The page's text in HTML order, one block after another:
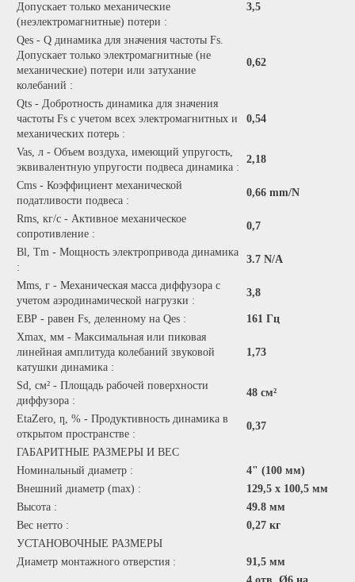
Допускает только механические
(неэлектромагнитные) потери :
3,5
Qes - Q динамика для значения частоты Fs.
Допускает только электромагнитные (не
механические) потери или затухание
колебаний :
0,62
Qts - Добротность динамика для значения
частоты Fs с учетом всех электромагнитных и
механических потерь :
0,54
Vas, л - Объем воздуха, имеющий упругость,
эквивалентную упругости подвеса динамика :
2,18
Cms - Коэффициент механической
податливости подвеса :
0,66 mm/N
Rms, кг/с - Активное механическое
сопротивление :
0,7
Bl, Тm - Мощность электропривода динамика
:
3.7 N/A
Mms, г - Механическая масса диффузора с
учетом аэродинамической нагрузки :
3,8
EBP - равен Fs, деленному на Qes :
161 Гц
Xmax, мм - Максимальная или пиковая
линейная амплитуда колебаний звуковой
катушки динамика :
1,73
Sd, см² - Площадь рабочей поверхности
диффузора :
48 см²
EtaZero, ƞ, % - Продуктивность динамика в
открытом пространстве :
0,37
ГАБАРИТНЫЕ РАЗМЕРЫ И ВЕС
Номинальный диаметр :
4" (100 мм)
Внешний диаметр (max) :
129,5 х 100,5 мм
Высота :
49.8 мм
Вес нетто :
0,27 кг
УСТАНОВОЧНЫЕ РАЗМЕРЫ
Диаметр монтажного отверстия :
91,5 мм